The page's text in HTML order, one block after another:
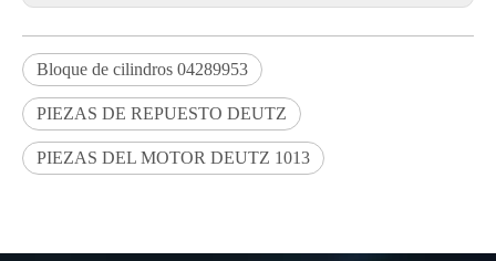
Bloque de cilindros 04289953
PIEZAS DE REPUESTO DEUTZ
PIEZAS DEL MOTOR DEUTZ 1013